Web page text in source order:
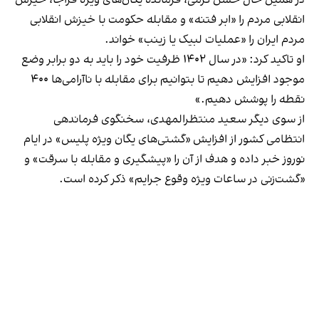
انقلابی مردم را «ابر فتنه» و مقابله حکومت با خیزش انقلابی
مردم ایران را «عملیات لبیک یا زینب» خواند.
او تاکید کرد: «در سال ۱۴۰۲ ظرفیت خود را باید به دو برابر وضع
موجود افزایش دهیم تا بتوانیم برای مقابله با ناآرامی‌ها ۴۰۰
نقطه را پوشش دهیم.»
از سوی دیگر سعید منتظرالمهدی، سخنگوی فرماندهی
انتظامی کشور از افزایش «گشتی‌های یگان ویژه پلیس» در ایام
نوروز خبر داده و هدف از آن را «پیشگیری و مقابله با سرقت» و
«گشت‌زنی در ساعات ویژه وقوع جرایم» ذکر کرده است.